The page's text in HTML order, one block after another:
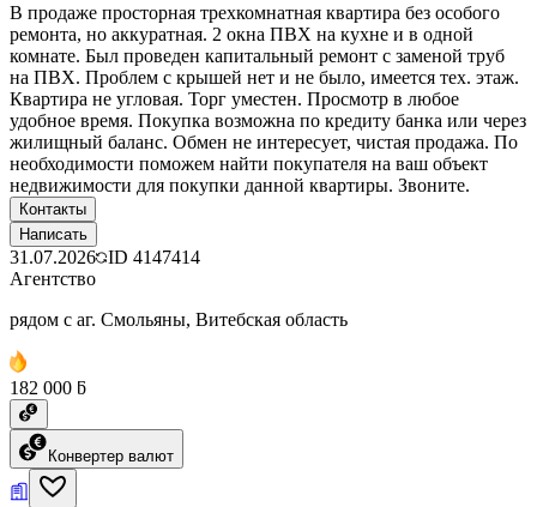
В продаже просторная трехкомнатная квартира без особого
ремонта, но аккуратная. 2 окна ПВХ на кухне и в одной
комнате. Был проведен капитальный ремонт с заменой труб
на ПВХ. Проблем с крышей нет и не было, имеется тех. этаж.
Квартира не угловая. Торг уместен. Просмотр в любое
удобное время. Покупка возможна по кредиту банка или через
жилищный баланс. Обмен не интересует, чистая продажа. По
необходимости поможем найти покупателя на ваш объект
недвижимости для покупки данной квартиры. Звоните.
Контакты
Написать
31.07.2026 ID 4147414
Агентство
рядом с аг. Смольяны, Витебская область
182 000 ƃ
Конвертер валют